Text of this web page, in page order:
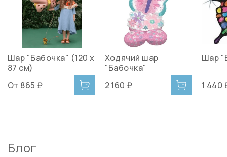
Шар "Бабочка" (120 х
87 см)
От 865 ₽
Ходячий шар
"Бабочка"
2 160 ₽
Шар
1 440
Блог